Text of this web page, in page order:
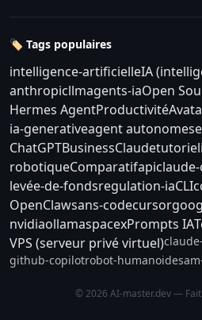
🏷️ Tags populaires
intelligence-artificielleIA
anthropicllmagents-iaOpen
Hermes AgentProductivité
ia-generativeagent autonome
ChatGPTBusinessClaudetutoriel
robotiqueComparatifapi
levée-de-fondsregulation-iaCLI
OpenClawsans-codecursor
nvidiaollamaspacexPrompts IA
VPS (serveur privé virtuel)
github-copilotrobot-humanoide
© 2026 AI-master.dev —